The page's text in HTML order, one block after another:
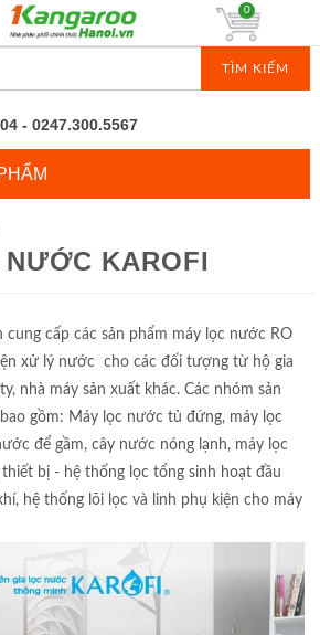
TÌM KIẾM
0
- 0247.300.5567
KAROFI
cung cấp các sản phẩm máy lọc nước RO
xử lý nước cho các đối tượng từ hộ gia
nhà máy sản xuất khác. Các nhóm sản
gồm: Máy lọc nước tủ đứng, máy lọc
để gầm, cây nước nóng lạnh, máy lọc
thiết bị - hệ thống lọc tổng sinh hoạt đầu
hệ thống lõi lọc và linh phụ kiện cho máy